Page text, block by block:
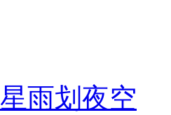
雨划夜空